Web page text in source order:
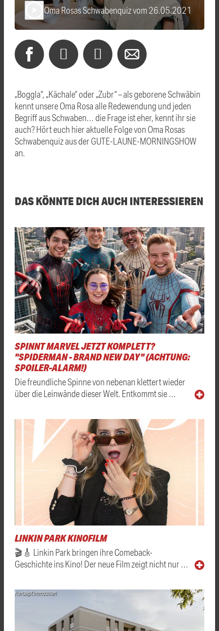
Oma Rosas Schwabenquiz vom 26.05.2021
„Boggla“, „Kächale“ oder „Zubr“ – als geborene Schwäbin
kennt unsere Oma Rosa alle Redewendung und jeden
Begriff aus Schwaben… die Frage ist eher, kennt ihr sie
auch? Hört euch hier aktuelle Folge von Oma Rosas
Schwabenquiz aus der GUTE-LAUNE-MORNINGSHOW
an.
DAS KÖNNTE DICH AUCH INTERESSIEREN
SPINNT MARVEL JETZT KOMPLETT?
"SPIDERMAN - BRAND NEW DAY" (ACHTUNG:
SPOILER-ALARM!)
Die freundliche Spinne von nebenan klettert wieder
über die Leinwände dieser Welt. Entkommt sie …
LINKIN PARK KINOFILM
🎬🎸 Linkin Park bringen ihre Comeback-
Geschichte ins Kino! Der neue Film zeigt nicht nur …
Konzept Immobilien